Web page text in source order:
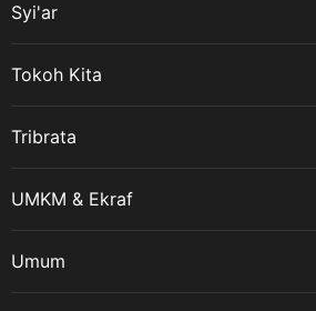
Syi'ar
Tokoh Kita
Tribrata
UMKM & Ekraf
Umum